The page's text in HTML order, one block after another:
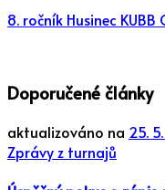
8. ročník Husinec KUBB
Doporučené články
aktualizováno na 25.
Zprávy z turnajů